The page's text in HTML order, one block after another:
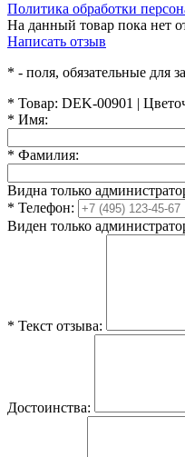
Политика обработки
На данный товар пока нет
Написать отзыв
* - поля, обязательные для
* Товар: DEK-00901 |
* Имя:
* Фамилия:
Видна только
* Телефон:
Виден только
* Текст отзыва:
Достоинства: